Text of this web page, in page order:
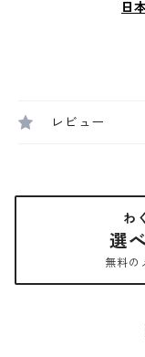
日
レビュー
わ
選
無料の